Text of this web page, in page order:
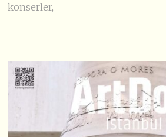
konserler,